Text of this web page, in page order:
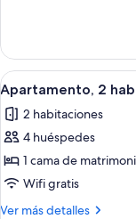
al
mar
(2+3)
2
habitaciones,
vistas
mar
(2+3)
Abrir
todas
las
fotos
de
Apartamento,
2
9
Apartamento, 2
2 habitaciones
4 huéspedes
1 cama de
Wifi gratis
Ver más detalles
Más